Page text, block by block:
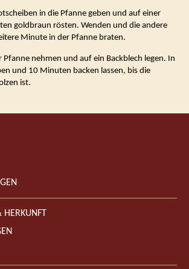
in die Pfanne geben und auf einer
goldbraun rösten. Wenden und die andere
Minute in der Pfanne braten.
Pfanne nehmen und auf ein Backblech legen. In
und 10 Minuten backen lassen, bis die
ist.
HERKUNFT